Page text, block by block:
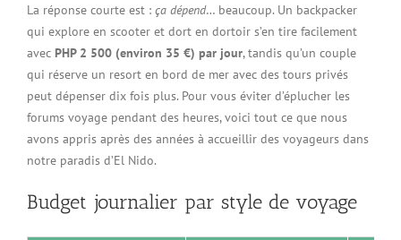
La réponse courte est : ça dépend… beaucoup. Un backpacker
qui explore en scooter et dort en dortoir s’en tire facilement
avec PHP 2 500 (environ 35 €) par jour, tandis qu’un couple
qui réserve un resort en bord de mer avec des tours privés
peut dépenser dix fois plus. Pour vous éviter d’éplucher les
forums voyage pendant des heures, voici tout ce que nous
avons appris après des années à accueillir des voyageurs dans
notre paradis d’El Nido.
Budget journalier par style de voyage